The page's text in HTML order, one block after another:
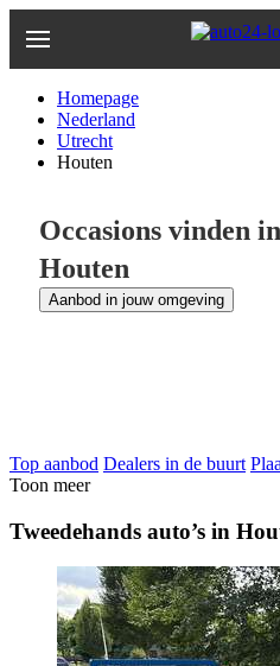
naar
Homepage
Nederland
Utrecht
Houten
Occasions vinden in
Houten
Aanbod in jouw omgeving
Top aanbod Dealers in de buurt
Toon meer
Tweedehands auto’s in